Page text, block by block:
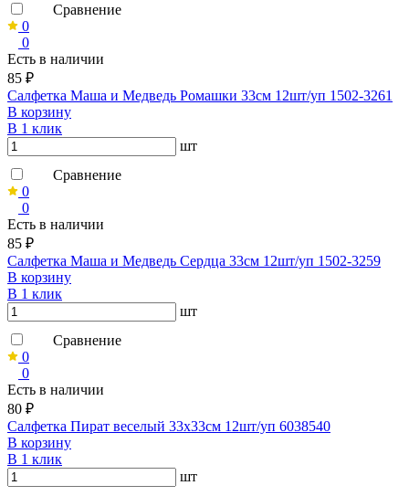
Сравнение
0
0
Есть в наличии
85 ₽
Салфетка Маша и Медведь Ромашки 33см 12шт/уп 1502-3261
В корзину
В 1 клик
шт
Сравнение
0
0
Есть в наличии
85 ₽
Салфетка Маша и Медведь Сердца 33см 12шт/уп 1502-3259
В корзину
В 1 клик
шт
Сравнение
0
0
Есть в наличии
80 ₽
Салфетка Пират веселый 33х33см 12шт/уп 6038540
В корзину
В 1 клик
шт